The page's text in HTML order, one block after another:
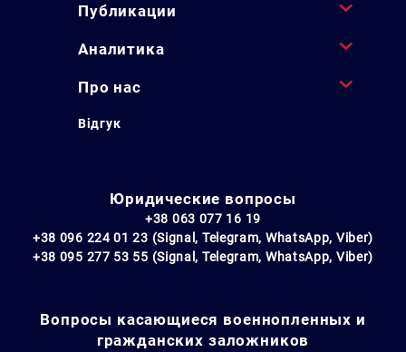
Публикации
Аналитика
Про нас
Відгук
Юридические вопросы
+38 063 077 16 19
+38 096 224 01 23 (Signal, Telegram, WhatsApp, Viber)
+38 095 277 53 55 (Signal, Telegram, WhatsApp, Viber)
Вопросы касающиеся военнопленных и
гражданских заложников